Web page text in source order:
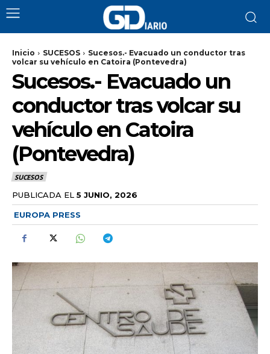
Inicio SUCESOS
Sucesos.- Evacuado un conductor tras
volcar su vehículo en Catoira (Pontevedra)
Sucesos.- Evacuado un
conductor tras volcar su
vehículo en Catoira
(Pontevedra)
SUCESOS
PUBLICADA EL 5 JUNIO, 2026
EUROPA PRESS